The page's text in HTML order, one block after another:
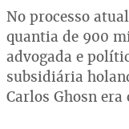
No processo
quantia de 900
advogada e
subsidiária
Carlos Ghosn era